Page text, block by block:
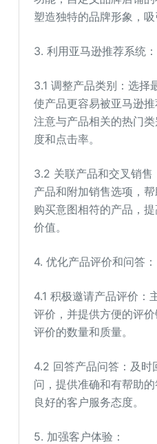
塑造独特的品牌形象，吸
3. 利用亚马逊推荐系统：
3.1 调整产品类别：选择
使产品更容易被亚马逊
注意与产品相关的热门
度和点击率。
3.2 关联产品和交叉销
产品和附加销售选项，
购买意图相符的产品，
价值。
4. 优化产品评价和问答：
4.1 积极邀请产品评价：
评价，并提供方便的评
评价的数量和质量。
4.2 回答产品问答：及时
问，提供准确和有帮助
良好的客户服务态度。
5. 加强客户体验：